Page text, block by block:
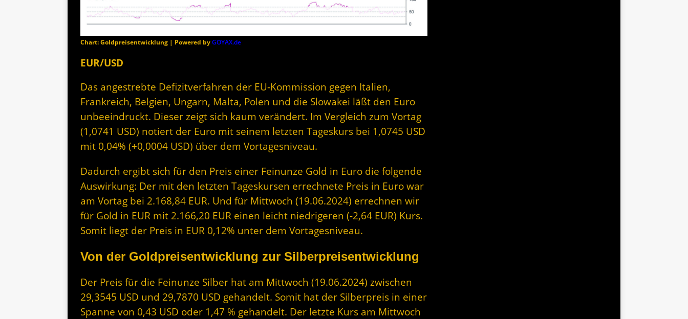
Chart: Goldpreisentwicklung | Powered byGOYAX.de
EUR/USD
Das angestrebte Defizitverfahren der EU-Kommission gegen Italien,
Frankreich, Belgien, Ungarn, Malta, Polen und die Slowakei läßt den Euro
unbeeindruckt. Dieser zeigt sich kaum verändert. Im Vergleich zum Vortag
(1,0741 USD) notiert der Euro mit seinem letzten Tageskurs bei 1,0745 USD
mit 0,04% (+0,0004 USD) über dem Vortagesniveau.
Dadurch ergibt sich für den Preis einer Feinunze Gold in Euro die folgende
Auswirkung: Der mit den letzten Tageskursen errechnete Preis in Euro war
am Vortag bei 2.168,84 EUR. Und für Mittwoch (19.06.2024) errechnen wir
für Gold in EUR mit 2.166,20 EUR einen leicht niedrigeren (-2,64 EUR) Kurs.
Somit liegt der Preis in EUR 0,12% unter dem Vortagesniveau.
Von der Goldpreisentwicklung zur Silberpreisentwicklung
Der Preis für die Feinunze Silber hat am Mittwoch (19.06.2024) zwischen
29,3545 USD und 29,7870 USD gehandelt. Somit hat der Silberpreis in einer
Spanne von 0,43 USD oder 1,47 % gehandelt. Der letzte Kurs am Mittwoch